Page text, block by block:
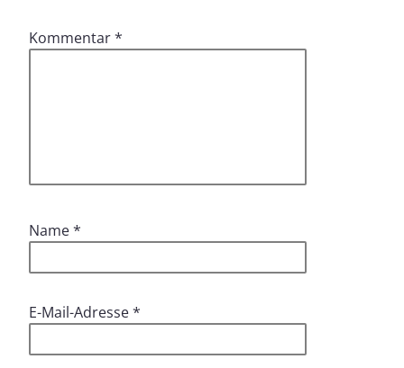
Kommentar*
Name*
E-Mail-Adresse*